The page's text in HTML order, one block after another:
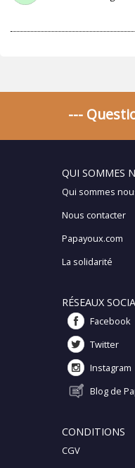
---
QUI SOMMES
Qui sommes
Nous contacter
Papayoux.com
La solidarité
RÉSEAUX
Facebook
Twitter
Instagram
Blog de
CONDITIONS
CGV